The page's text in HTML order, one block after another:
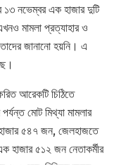
নভেম্বর এক হাজার দুটি
মামলা প্রত্যাহার ও
জানানো হয়নি। এ
আরেকটি চিঠিতে
মোট মিথ্যা মামলার
৫৪৭ জন, জেলহাজতে
হাজার ৫১২ জন নেতাকর্মীর